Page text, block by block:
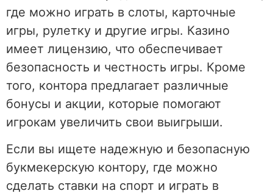
где можно играть в слоты, карточные
игры, рулетку и другие игры. Казино
имеет лицензию, что обеспечивает
безопасность и честность игры. Кроме
того, контора предлагает различные
бонусы и акции, которые помогают
игрокам увеличить свои выигрыши.
Если вы ищете надежную и безопасную
букмекерскую контору, где можно
сделать ставки на спорт и играть в